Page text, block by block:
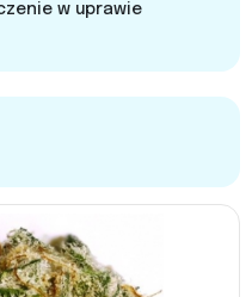
w uprawie